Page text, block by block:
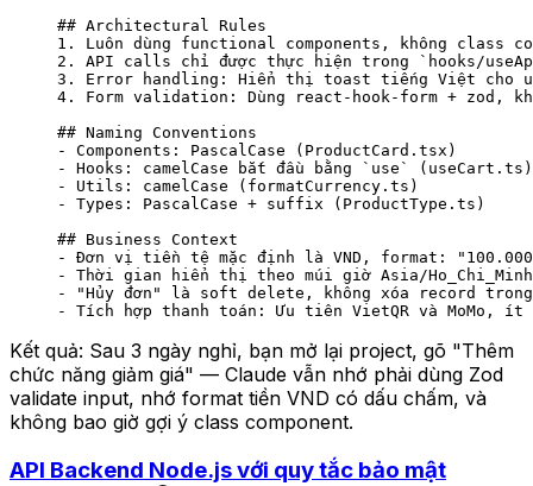
## Architectural Rules
1.
Luôn dùng functional components, không class
2.
API calls chỉ được thực hiện trong
`hooks/
3.
Error handling: Hiển thị toast tiếng Việt cho
4.
Form validation: Dùng react-hook-form + zod,
## Naming Conventions
-
Components: PascalCase (ProductCard.tsx)
-
Hooks: camelCase bắt đầu bằng `use`
(useCart.ts)
-
Utils: camelCase (formatCurrency.ts)
-
Types: PascalCase + suffix (ProductType.ts)
## Business Context
-
Đơn vị tiền tệ mặc định là VND, format: "100.000
-
Thời gian hiển thị theo múi giờ Asia/Ho_Chi_Minh
-
"Hủy đơn" là soft delete, không xóa record trong
-
Tích hợp thanh toán: Ưu tiên VietQR và MoMo,
Kết quả: Sau 3 ngày nghỉ, bạn mở lại project, gõ "Thêm
chức năng giảm giá" — Claude vẫn nhớ phải dùng Zod
validate input, nhớ format tiền VND có dấu chấm, và
không bao giờ gợi ý class component.
API Backend Node.js với quy tắc bảo mật